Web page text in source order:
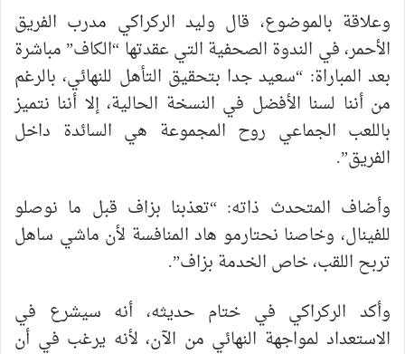
وعلاقة بالموضوع، قال وليد الركراكي مدرب الفريق
الأحمر، في الندوة الصحفية التي عقدتها “الكاف” مباشرة
بعد المباراة: “سعيد جدا بتحقيق التأهل للنهائي، بالرغم
من أننا لسنا الأفضل في النسخة الحالية، إلا أننا نتميز
باللعب الجماعي روح المجموعة هي السائدة داخل
الفريق”.
وأضاف المتحدث ذاته: “تعذبنا بزاف قبل ما نوصلو
للفينال، وخاصنا نحتارمو هاد المنافسة لأن ماشي ساهل
تربح اللقب، خاص الخدمة بزاف”.
وأكد الركراكي في ختام حديثه، أنه سيشرع في
الاستعداد لمواجهة النهائي من الآن، لأنه يرغب في أن